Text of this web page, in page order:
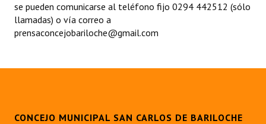
Informes de Unidad Coordinadora
Ejecución Presupuestaria
Comunicaciones
se pueden comunicarse al teléfono fijo 0294 442512 (sólo
llamadas) o vía correo a
prensaconcejobariloche@gmail.com
CONCEJO MUNICIPAL SAN CARLOS DE BARILOCHE